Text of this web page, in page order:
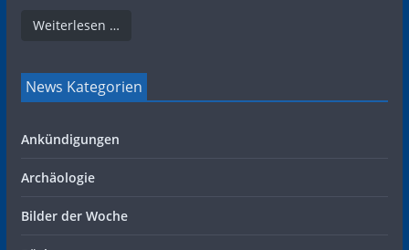
Weiterlesen …
News Kategorien
Ankündigungen
Archäologie
Bilder der Woche